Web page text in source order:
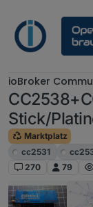
ioBroker
Stick/
Marktplatz
cc2531
270
79